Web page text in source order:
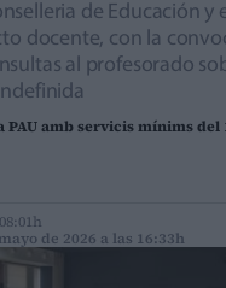
de Educación y
docente, con la
al profesorado
amb servicis mínims del
de 2026 a las 16:33h